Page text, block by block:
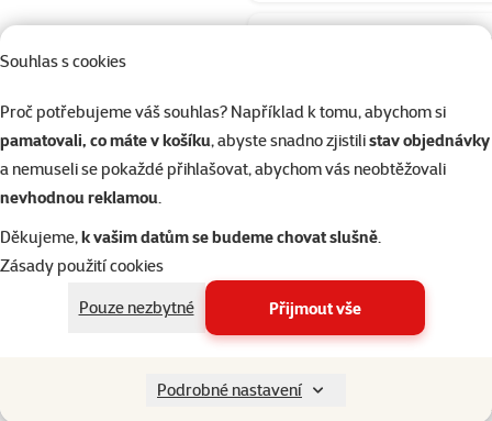
Souhlas s cookies
Proč potřebujeme váš souhlas? Například k tomu, abychom si
pamatovali, co máte v košíku, abyste snadno zjistilistav objednávky
a nemuseli se pokaždé přihlašovat, abychom vás neobtěžovali
nevhodnou reklamou.
Děkujeme,k vašim datům se budeme chovat slušně.
Zásady použití cookies
Pouze nezbytné
Přijmout vše
Podrobné nastavení
Pet
čtverec
Cena
139 Kč
Lízací